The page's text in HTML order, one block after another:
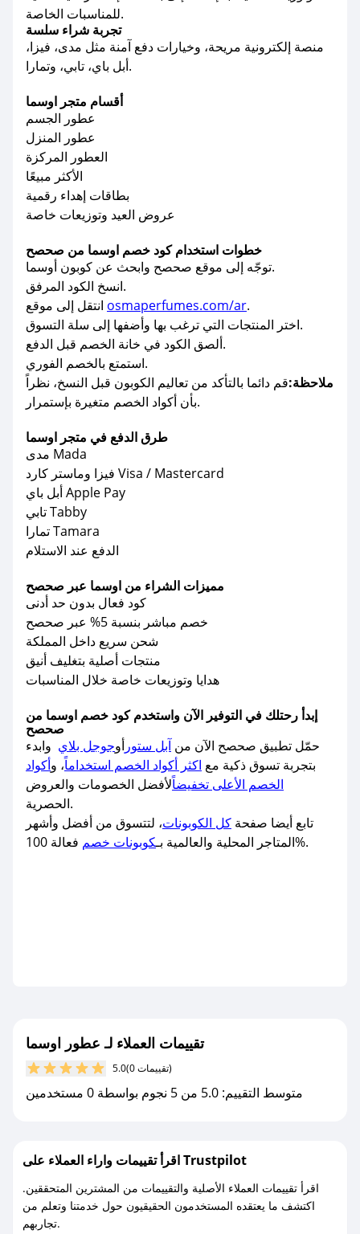
للمناسبات الخاصة.
تجربة شراء سلسة
منصة إلكترونية مريحة، وخيارات دفع آمنة مثل مدى، فيزا،
أبل باي، تابي، وتمارا.
أقسام متجر اوسما
عطور الجسم
عطور المنزل
العطور المركزة
الأكثر مبيعًا
بطاقات إهداء رقمية
عروض العيد وتوزيعات خاصة
خطوات استخدام كود خصم اوسما من صحصح
توجّه إلى موقع صحصح وابحث عن كوبون أوسما.
انسخ الكود المرفق.
osmaperfumes.com/ar.
اختر المنتجات التي ترغب بها وأضفها إلى سلة التسوق.
ألصق الكود في خانة الخصم قبل الدفع.
استمتع بالخصم الفوري.
ملاحظة:قم دائما بالتأكد من تعاليم الكوبون قبل النسخ، نظراً
بأن أكواد الخصم متغيرة بإستمرار.
طرق الدفع في متجر اوسما
مدى Mada
فيزا وماستر كارد Visa / Mastercard
أبل باي Apple Pay
تابي Tabby
تمارا Tamara
الدفع عند الاستلام
مميزات الشراء من اوسما عبر صحصح
كود فعال بدون حد أدنى
خصم مباشر بنسبة 5% عبر صحصح
شحن سريع داخل المملكة
منتجات أصلية بتغليف أنيق
هدايا وتوزيعات خاصة خلال المناسبات
إبدأ رحتلك في التوفير الآن واستخدم كود خصم اوسما من
صحصح
حمّل تطبيق صحصح الآن من آبل ستور أوجوجل بلاي وابدء
بتجربة تسوق ذكية مع اكثر أكواد الخصم استخداماً، وأكواد
الخصم الأعلى تخفيضاًلأفضل الخصومات والعروض
الحصرية.
تابع أيضا صفحة كل الكوبونات، لتتسوق من أفضل وأشهر
المتاجر المحلية والعالمية بـكوبونات خصم فعالة 100%.
تقييمات العملاء لـ عطور اوسما
5.0 (0 تقييمات)
متوسط التقييم: 5.0 من 5 نجوم بواسطة 0 مستخدمين
اقرأ تقييمات واراء العملاء على Trustpilot
اقرأ تقييمات العملاء الأصلية والتقييمات من المشترين المتحققين.
اكتشف ما يعتقده المستخدمون الحقيقيون حول خدمتنا وتعلم من
تجاربهم.